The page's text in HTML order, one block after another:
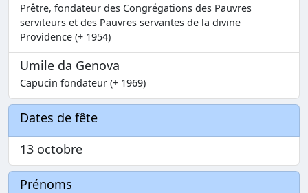
Prêtre, fondateur des Congrégations des Pauvres
serviteurs et des Pauvres servantes de la divine
Providence (+ 1954)
Umile da Genova
Capucin fondateur (+ 1969)
Dates de fête
13 octobre
Prénoms